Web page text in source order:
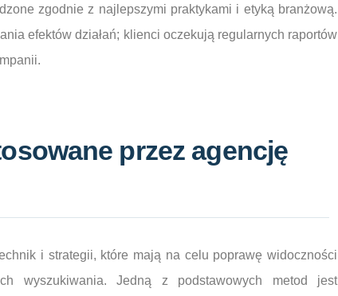
zgodnie z najlepszymi praktykami i etyką branżową.
efektów działań; klienci oczekują regularnych raportów
przez agencję
i strategii, które mają na celu poprawę widoczności
wyszukiwania. Jedną z podstawowych metod jest